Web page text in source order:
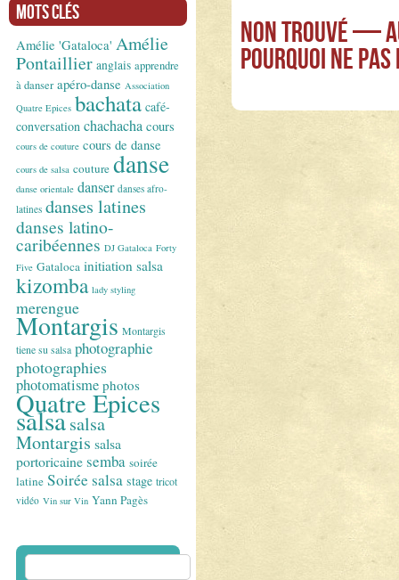
Mots clés
Amélie 'Gataloca' Amélie
Pontaillier anglais apprendre
à danser apéro-danse Association
Quatre Epices bachata café-
conversation chachacha cours
cours de couture cours de danse
cours de salsa couture danse
danse orientale danser danses afro-
latines danses latines
danses latino-
caribéennes DJ Gataloca Forty
Five Gataloca initiation salsa
kizomba lady styling
merengue
Montargis Montargis
tiene su salsa photographie
photographies
photomatisme photos
Quatre Epices
salsasalsa
Montargis salsa
portoricainesemba soirée
latine Soirée salsa stage tricot
vidéo Vin sur Vin Yann Pagès
Rechercher :
Non Trouvé —
Pourquoi ne